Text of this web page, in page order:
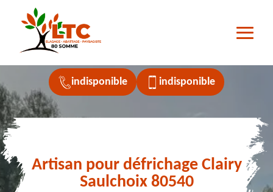
indisponible indisponible
Artisan pour défrichage Clairy
Saulchoix 80540